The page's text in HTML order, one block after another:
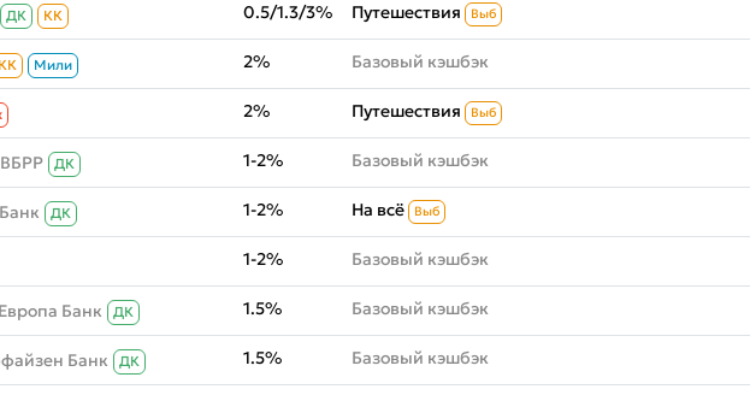
ДК КК 0.5/1.3/3% Путешествия Выб
КК Мили 2% Базовый кэшбэк
2% Путешествия Выб
ВБРР ДК 1-2% Базовый кэшбэк
ДК 1-2% На всё Выб
1-2% Базовый кэшбэк
Банк ДК 1.5% Базовый кэшбэк
Банк ДК 1.5% Базовый кэшбэк